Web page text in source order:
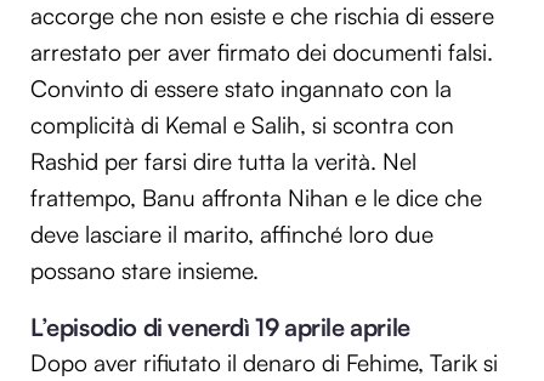
accorge che non esiste e che rischia di essere
arrestato per aver firmato dei documenti falsi.
Convinto di essere stato ingannato con la
complicità di Kemal e Salih, si scontra con
Rashid per farsi dire tutta la verità. Nel
frattempo, Banu affronta Nihan e le dice che
deve lasciare il marito, affinché loro due
possano stare insieme.
L’episodio di venerdì 19 aprile aprile
Dopo aver rifiutato il denaro di Fehime, Tarik si